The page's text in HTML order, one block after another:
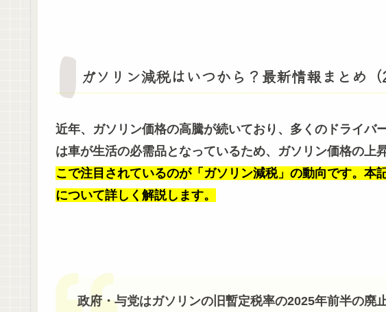
ガソリン減税はいつから？最新情報まとめ（
近年、ガソリン価格の高騰が続いており、多くのドライバ
は車が生活の必需品となっているため、ガソリン価格の上
こで注目されているのが「ガソリン減税」の動向です。本
について詳しく解説します。
政府・与党はガソリンの旧暫定税率の2025年前半の廃